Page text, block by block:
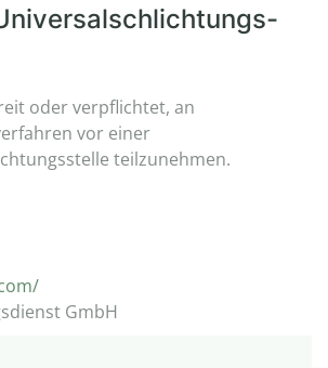
oder verpflichtet, an
vor einer
teilzunehmen.
GmbH